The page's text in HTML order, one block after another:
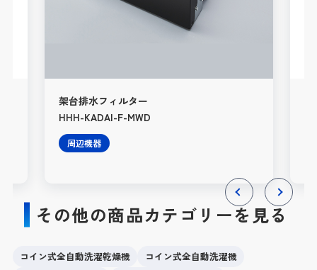
Previous
架台排水フィルター
HHH-KADAI-F-MWD
周辺機器
Next
その他の商品カテゴリーを見る
コイン式全自動洗濯乾燥機
コイン式全自動洗濯機